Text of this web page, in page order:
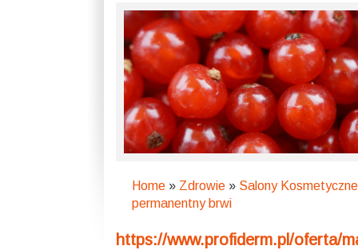
Home » Zdrowie » Salony Kosmetyczne
permanentny brwi
https://www.profiderm.pl/oferta/